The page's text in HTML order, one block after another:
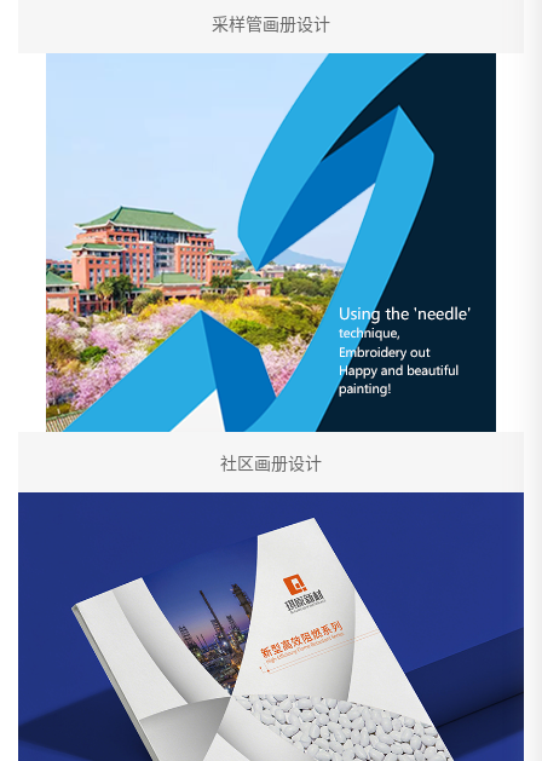
采样管画册设计
社区画册设计